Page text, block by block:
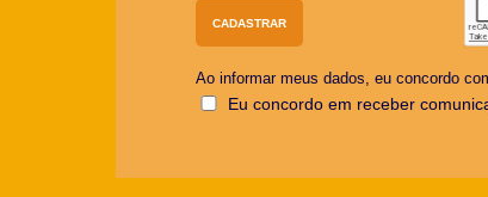
Ao informar meus dados, eu concordo
Eu concordo em receber